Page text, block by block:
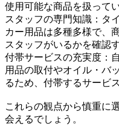
使用可能な商品を扱って
スタッフの専門知識：タ
カー用品は多種多様で、
スタッフがいるかを確認
付帯サービスの充実度：
用品の取付やオイル・バ
るため、付帯するサービ
これらの観点から慎重に
会えるでしょう。